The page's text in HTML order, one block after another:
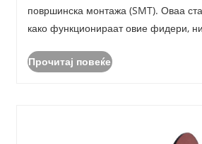
површинска монтажа (SMT). Оваа
како функционираат овие фидери,
ефикасноста. Производителите кои
Прочитај повеќе